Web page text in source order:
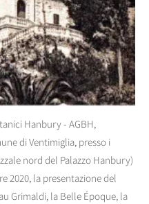
Hanbury - AGBH,
di Ventimiglia, presso i
nord del Palazzo Hanbury)
2020, la presentazione del
Grimaldi, la Belle Époque, la